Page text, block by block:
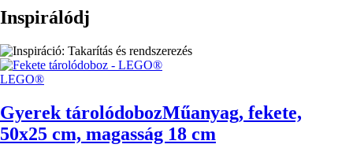
Inspirálódj
LEGO®
Gyerek tárolódobozMűanyag, fekete,
50x25 cm, magasság 18 cm